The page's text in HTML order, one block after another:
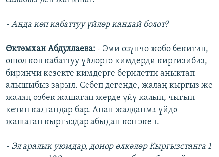
- Анда көп кабаттуу үйлөр кандай болот?
Өктөмхан Абдуллаева: - Эми өзүнчө жобо бекитип,
ошол көп кабаттуу үйлөргө кимдерди киргизибиз,
биринчи кезекте кимдерге берилетти аныктап
алышыбыз зарыл. Себеп дегенде, жалаң кыргыз же
жалаң өзбек жашаган жерде үйү калып, чыгып
кетип калгандар бар. Анан жалданма үйдө
жашаган кыргыздар абыдан көп экен.
- Эл аралык уюмдар, донор өлкөлөр Кыргызстанга 1